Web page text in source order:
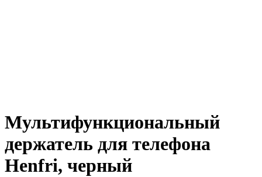
Мультифункциональный
держатель для телефона
Henfri, черный